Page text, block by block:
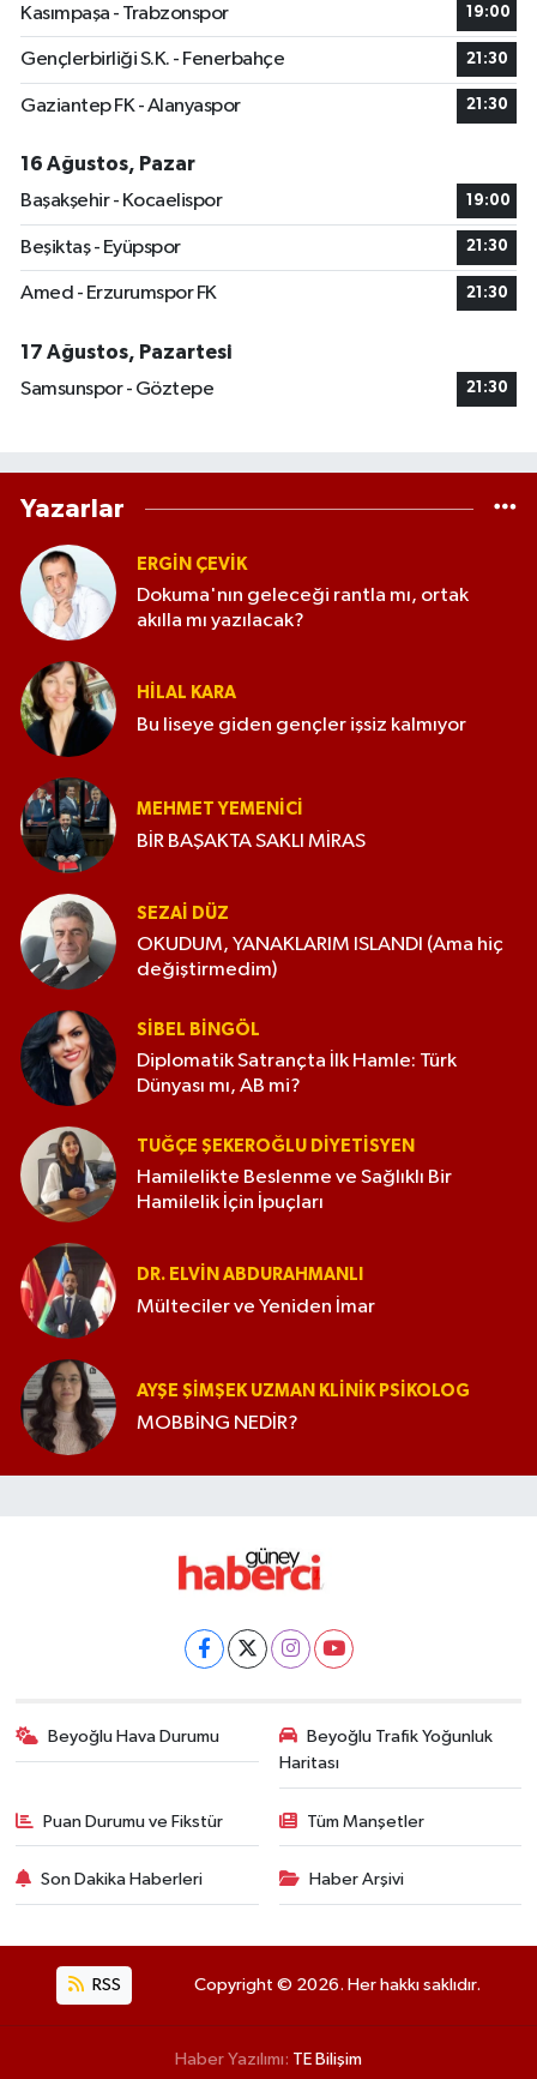
Kasımpaşa - Trabzonspor 19:00
Gençlerbirliği S.K. - Fenerbahçe 21:30
Gaziantep FK - Alanyaspor 21:30
16 Ağustos, Pazar
Başakşehir - Kocaelispor
19:00
Beşiktaş - Eyüpspor 21:30
Amed - Erzurumspor FK 21:30
17 Ağustos, Pazartesi
Samsunspor - Göztepe
21:30
Yazarlar
ERGIN ÇEVİK
Dokuma'nın geleceği rantla mı, ortak
akılla mı yazılacak?
HILAL KARA
Bu liseye giden gençler işsiz kalmıyor
MEHMET YEMENICI
BİR BAŞAKTA SAKLI MİRAS
SEZAI DÜZ
OKUDUM, YANAKLARIM ISLANDI (Ama hiç
değiştirmedim)
SIBEL BINGÖL
Diplomatik Satrançta İlk Hamle: Türk
Dünyası mı, AB mi?
TUĞÇE ŞEKEROĞLU DIYETISYEN
Hamilelikte Beslenme ve Sağlıklı Bir
Hamilelik İçin İpuçları
DR. ELVIN ABDURAHMANLI
Mülteciler ve Yeniden İmar
AYŞE ŞIMŞEK UZMAN KLINIK PSIKOLOG
MOBBİNG NEDİR?
Beyoğlu Hava Durumu
Beyoğlu Trafik Yoğunluk
Haritası
Puan Durumu ve Fikstür Tüm Manşetler
Son Dakika Haberleri Haber Arşivi
RSS Copyright © 2026. Her hakkı saklıdır.
Haber Yazılımı: TE Bilişim